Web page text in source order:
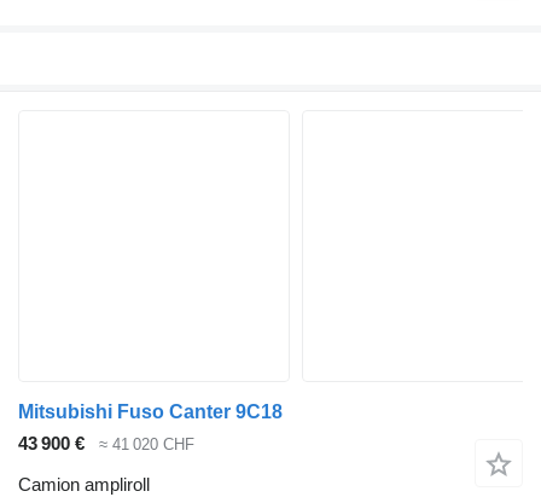
Mitsubishi Fuso Canter 9C18
43 900 €
≈ 41 020 CHF
Camion ampliroll